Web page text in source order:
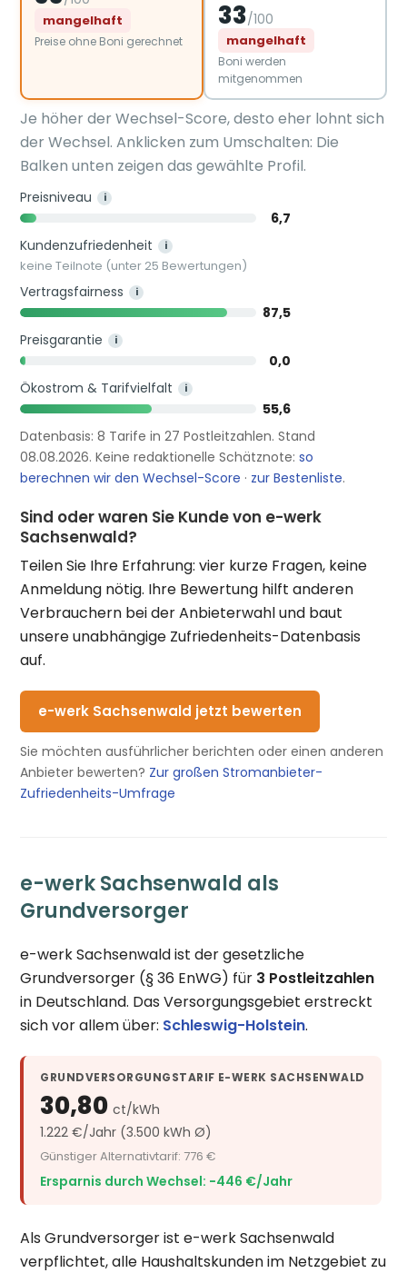
mangelhaft
Preise ohne Boni gerechnet
33/100
mangelhaft
Boni werden
mitgenommen
Je höher der Wechsel-Score, desto eher lohnt sich
der Wechsel. Anklicken zum Umschalten: Die
Balken unten zeigen das gewählte Profil.
Preisniveau i
6,7
Kundenzufriedenheit
i
keine Teilnote (unter 25 Bewertungen)
Vertragsfairness i
87,5
Preisgarantie
i
0,0
Ökostrom & Tarifvielfalt
i
55,6
Datenbasis: 8 Tarife in 27 Postleitzahlen. Stand
08.08.2026. Keine redaktionelle Schätznote:so
berechnen wir den Wechsel-Score · zur Bestenliste.
Sind oder waren Sie Kunde von e-werk
Sachsenwald?
Teilen Sie Ihre Erfahrung: vier kurze Fragen, keine
Anmeldung nötig. Ihre Bewertung hilft anderen
Verbrauchern bei der Anbieterwahl und baut
unsere unabhängige Zufriedenheits-Datenbasis
auf.
e-werk Sachsenwald jetzt bewerten
Sie möchten ausführlicher berichten oder einen anderen
Anbieter bewerten? Zur großen Stromanbieter-
Zufriedenheits-Umfrage
e-werk Sachsenwald als
Grundversorger
e-werk Sachsenwald ist der gesetzliche
Grundversorger (§ 36 EnWG) für 3 Postleitzahlen
in Deutschland. Das Versorgungsgebiet erstreckt
sich vor allem über: Schleswig-Holstein.
GRUNDVERSORGUNGSTARIF E-WERK SACHSENWALD
30,80ct/kWh
1.222 €/Jahr (3.500 kWh Ø)
Günstiger Alternativtarif: 776 €
Ersparnis durch Wechsel: −446 €/Jahr
Als Grundversorger ist e-werk Sachsenwald
verpflichtet, alle Haushaltskunden im Netzgebiet zu